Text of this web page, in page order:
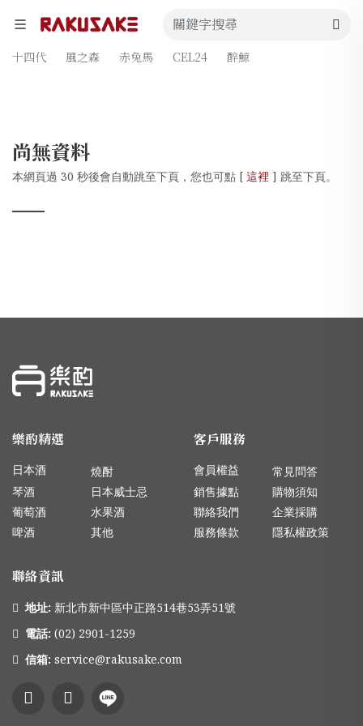
十四代 風之森 赤兔馬 CEL24 醉鯨
尚無資料
本網頁過 30 秒後會自動跳至下頁，您也可點 [ 這裡 ] 跳至下頁。
樂酌精選
日本酒
燒酎
琴酒
日本威士忌
葡萄酒
水果酒
啤酒
其他
客戶服務
會員權益
常見問答
銷售據點
購物須知
聯絡我們
企業採購
服務條款
隱私權政策
聯絡資訊
地址: 新北市新中區中正路514巷53弄51號
電話: (02) 2901-1259
信箱: service@rakusake.com